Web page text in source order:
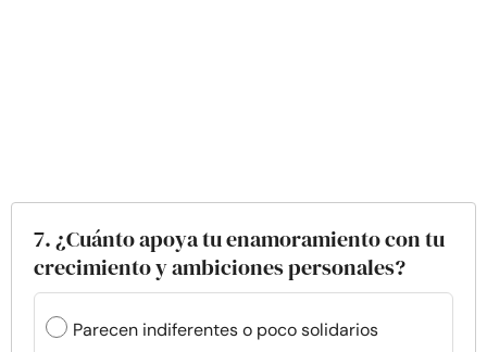
7. ¿Cuánto apoya tu enamoramiento con tu
crecimiento y ambiciones personales?
Parecen indiferentes o poco solidarios